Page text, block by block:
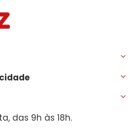
das 9h às 18h.